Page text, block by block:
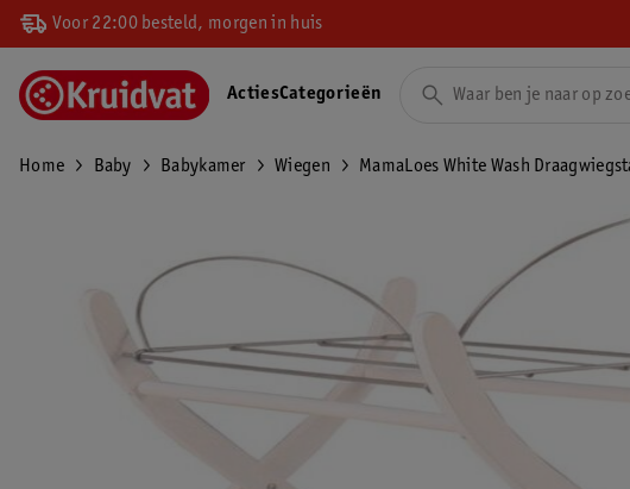
Voor 22:00 besteld, morgen in huis
ActiesCategorieën
Home Baby Babykamer Wiegen MamaLoes White Wash